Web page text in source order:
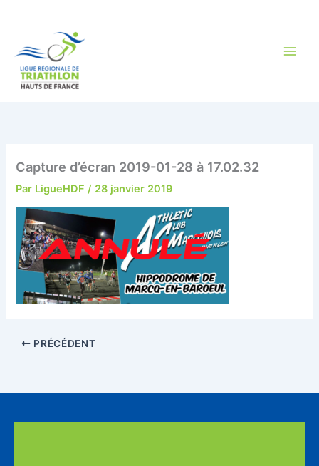
Capture d’écran 2019-01-28 à 17.02.32
Par LigueHDF/ 28 janvier 2019
PRÉCÉDENT